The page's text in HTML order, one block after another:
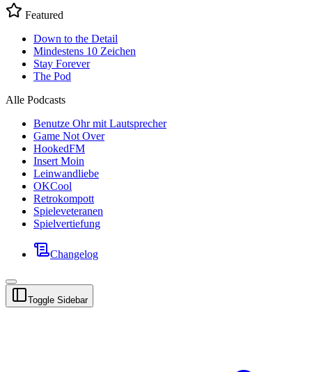
Featured
Down to the Detail
Mindestens 10 Zeichen
Stay Forever
The Pod
Alle Podcasts
Benutze Ohr mit Lautsprecher
Game Not Over
HookedFM
Insert Moin
Leinwandliebe
OKCool
Retrokompott
Spieleveteranen
Spielvertiefung
Changelog
Toggle Sidebar